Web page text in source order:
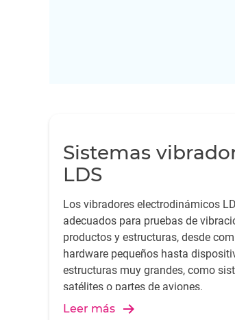
Sistemas
LDS
Los vibradores electrodinámicos
adecuados para pruebas de
productos y estructuras, desde
hardware pequeños hasta
estructuras muy grandes, como
satélites o partes de aviones.
Leer más